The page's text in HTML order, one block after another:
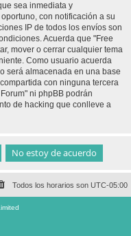
sea inmediata y
con notificación a su
IP de todos los envíos son
Acuerda que "Free
mover o cerrar cualquier tema
Como usuario acuerda
será almacenada en una base
con ninguna tercera
ni phpBB podrán
de hacking que conlleve a
Todos los horarios son UTC-05:00